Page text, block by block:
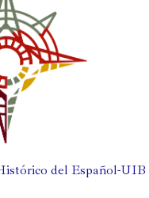
del Español-UIB